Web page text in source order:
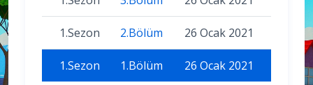
1.Sezon 2.Bölüm 26 Ocak 2021
1.Sezon 1.Bölüm 26 Ocak 2021